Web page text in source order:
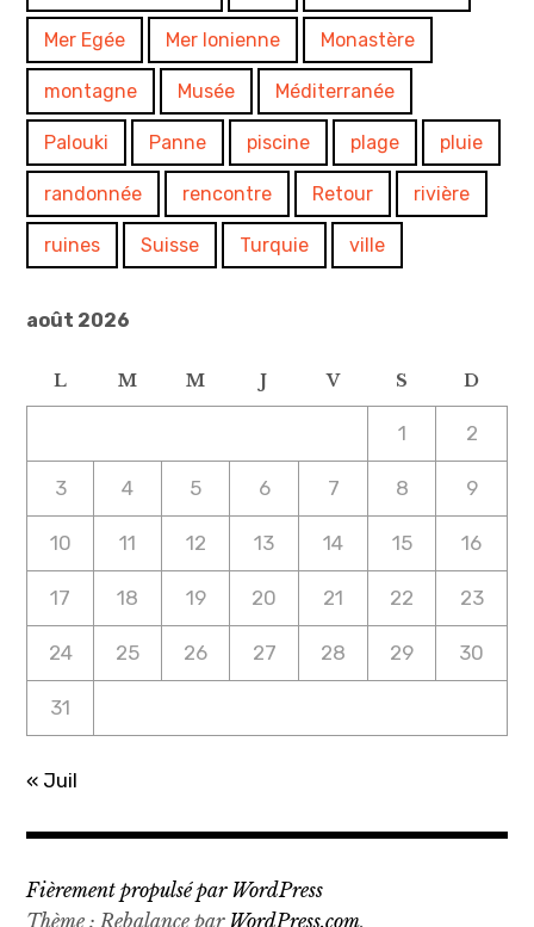
Mer Egée Mer Ionienne Monastère
montagne Musée Méditerranée
Palouki Panne piscine plage pluie
randonnée rencontre Retour rivière
ruines Suisse Turquie ville
août 2026
L M M J V S D
1 2
3 4 5 6 7 8 9
10 11 12 13 14 15 16
17 18 19 20 21 22 23
24 25 26 27 28 29 30
31
« Juil
Fièrement propulsé par WordPress
Thème : Rebalance par WordPress.com.